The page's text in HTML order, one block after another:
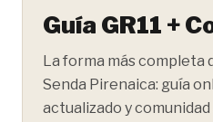
Guía GR11 +
La forma más completa
Senda Pirenaica: guía
actualizado y